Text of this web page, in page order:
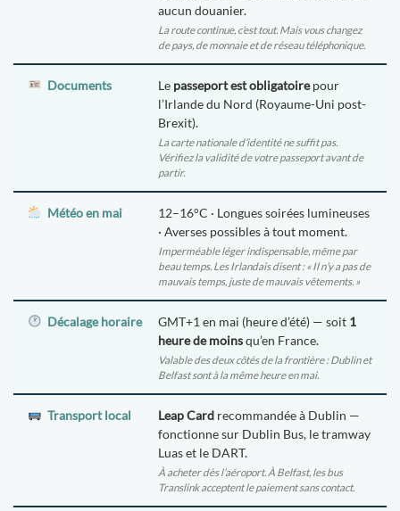
aucun douanier.
La route continue, c’est tout. Mais vous changez
de pays, de monnaie et de réseau téléphonique.
Documents Le passeport est obligatoirepour
l’Irlande du Nord (Royaume-Uni post-
Brexit).
La carte nationale d’identité ne suffit pas.
Vérifiez la validité de votre passeport avant de
partir.
Météo en mai
12–16°C · Longues soirées lumineuses
· Averses possibles à tout moment.
Imperméable léger indispensable, même par
beau temps. Les Irlandais disent : « Il n’y a pas de
mauvais temps, juste de mauvais vêtements. »
Décalage horaire GMT+1 en mai (heure d’été) — soit 1
heure de moinsqu’en France.
Valable des deux côtés de la frontière : Dublin et
Belfast sont à la même heure en mai.
Transport local Leap Card recommandée à Dublin —
fonctionne sur Dublin Bus, le tramway
Luas et le DART.
À acheter dès l’aéroport. À Belfast, les bus
Translink acceptent le paiement sans contact.